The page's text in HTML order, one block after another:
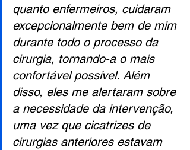
quanto enfermeiros, cuidaram
excepcionalmente bem de mim
durante todo o processo da
cirurgia, tornando-a o mais
confortável possível. Além
disso, eles me alertaram sobre
a necessidade da intervenção,
uma vez que cicatrizes de
cirurgias anteriores estavam